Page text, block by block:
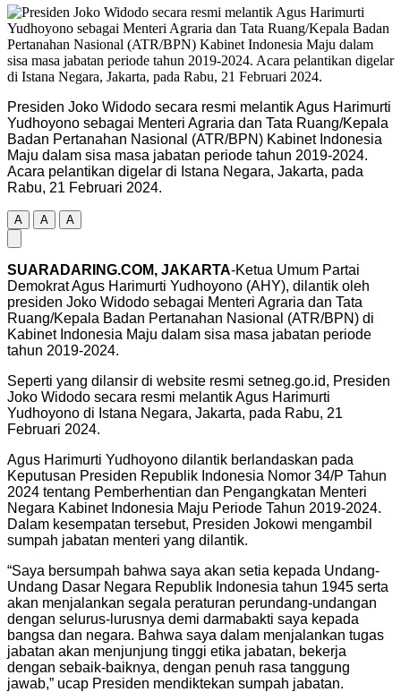
Presiden Joko Widodo secara resmi melantik Agus Harimurti
Yudhoyono sebagai Menteri Agraria dan Tata Ruang/Kepala
Badan Pertanahan Nasional (ATR/BPN) Kabinet Indonesia
Maju dalam sisa masa jabatan periode tahun 2019-2024.
Acara pelantikan digelar di Istana Negara, Jakarta, pada
Rabu, 21 Februari 2024.
A A A
SUARADARING.COM, JAKARTA-Ketua Umum Partai
Demokrat Agus Harimurti Yudhoyono (AHY), dilantik oleh
presiden Joko Widodo sebagai Menteri Agraria dan Tata
Ruang/Kepala Badan Pertanahan Nasional (ATR/BPN) di
Kabinet Indonesia Maju dalam sisa masa jabatan periode
tahun 2019-2024.
Seperti yang dilansir di website resmi setneg.go.id, Presiden
Joko Widodo secara resmi melantik Agus Harimurti
Yudhoyono di Istana Negara, Jakarta, pada Rabu, 21
Februari 2024.
Agus Harimurti Yudhoyono dilantik berlandaskan pada
Keputusan Presiden Republik Indonesia Nomor 34/P Tahun
2024 tentang Pemberhentian dan Pengangkatan Menteri
Negara Kabinet Indonesia Maju Periode Tahun 2019-2024.
Dalam kesempatan tersebut, Presiden Jokowi mengambil
sumpah jabatan menteri yang dilantik.
“Saya bersumpah bahwa saya akan setia kepada Undang-
Undang Dasar Negara Republik Indonesia tahun 1945 serta
akan menjalankan segala peraturan perundang-undangan
dengan selurus-lurusnya demi darmabakti saya kepada
bangsa dan negara. Bahwa saya dalam menjalankan tugas
jabatan akan menjunjung tinggi etika jabatan, bekerja
dengan sebaik-baiknya, dengan penuh rasa tanggung
jawab,” ucap Presiden mendiktekan sumpah jabatan.